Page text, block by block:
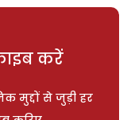
करें
मुद्दों से जुड़ी हर